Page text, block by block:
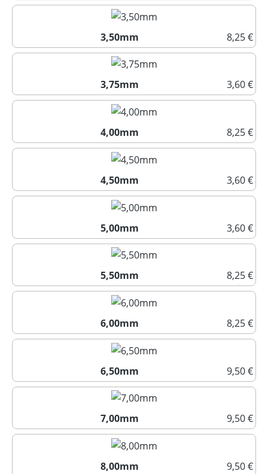
3,25mm
3,50mm
8,25 €
3,50mm
3,75mm
3,60 €
3,75mm
4,00mm
8,25 €
4,00mm
4,50mm
3,60 €
4,50mm
5,00mm
3,60 €
5,00mm
5,50mm
8,25 €
5,50mm
6,00mm
8,25 €
6,00mm
6,50mm
9,50 €
6,50mm
7,00mm
9,50 €
7,00mm
8,00mm
9,50 €